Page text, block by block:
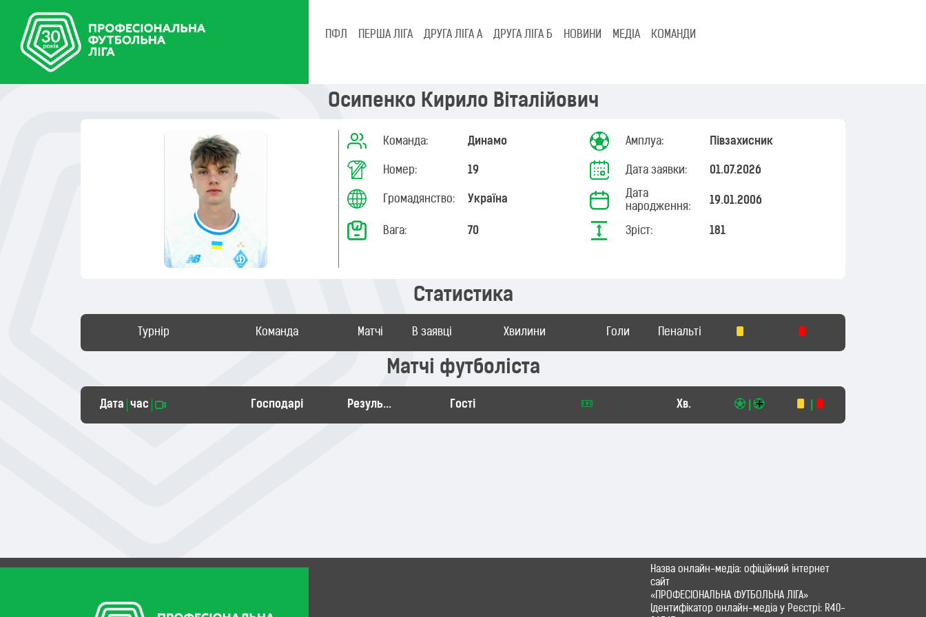
ПФЛ ПЕРША ЛІГА ДРУГА ЛІГА А ДРУГА ЛІГА Б НОВИНИ МЕДІА КОМАНДИ
Осипенко Кирило Віталійович
Команда: Динамо Амплуа: Півзахисник
Номер: 19 Дата заявки: 01.07.2026
Громадянство: Україна
Дата
народження:
19.01.2006
Вага: 70 Зріст: 181
Статистика
Турнір Команда Матчі В заявці Хвилини Голи Пенальті
Матчі футболіста
Дата час Господарі Результат Гості Хв.
Назва онлайн-медіа: офіційний інтернет
сайт
«ПРОФЕСІОНАЛЬНА ФУТБОЛЬНА ЛІГА»
Ідентифікатор онлайн-медіа у Реєстрі: R40-